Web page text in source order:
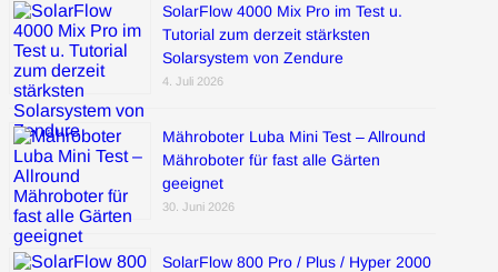
SolarFlow 4000 Mix Pro im Test u.
Tutorial zum derzeit stärksten
Solarsystem von Zendure
4. Juli 2026
Mähroboter Luba Mini Test – Allround
Mähroboter für fast alle Gärten
geeignet
30. Juni 2026
SolarFlow 800 Pro / Plus / Hyper 2000